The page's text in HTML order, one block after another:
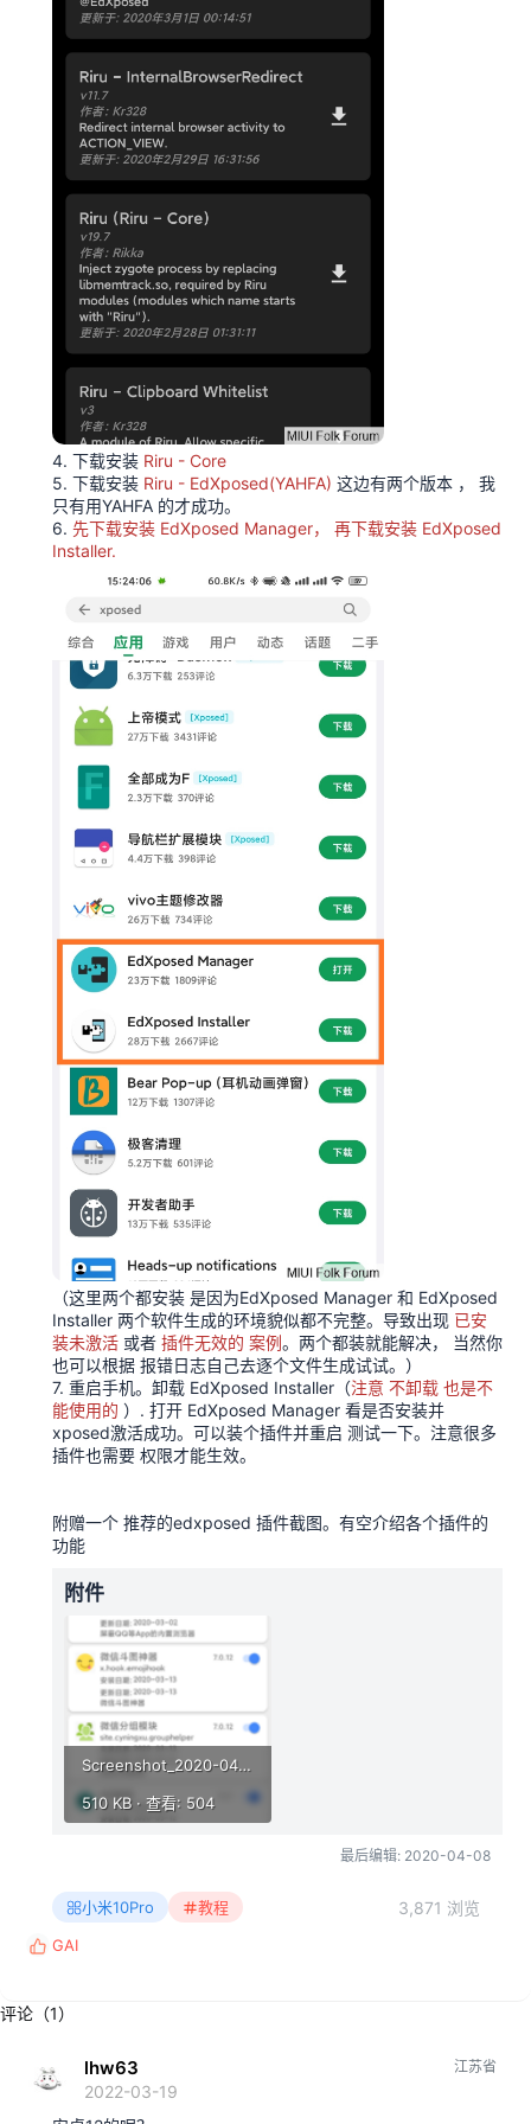
4. 下载安装 Riru - Core
5. 下载安装 Riru - EdXposed(YAHFA) 这边有两个版本 ， 我
只有用YAHFA 的才成功。
6. 先下载安装 EdXposed Manager， 再下载安装 EdXposed
Installer.
（这里两个都安装 是因为EdXposed Manager 和 EdXposed
Installer 两个软件生成的环境貌似都不完整。导致出现 已安
装未激活 或者 插件无效的 案例。两个都装就能解决， 当然你
也可以根据 报错日志自己去逐个文件生成试试。）
7. 重启手机。卸载 EdXposed Installer（注意 不卸载 也是不
能使用的 ）. 打开 EdXposed Manager 看是否安装并
xposed激活成功。可以装个插件并重启 测试一下。注意很多
插件也需要 权限才能生效。
附赠一个 推荐的edxposed 插件截图。有空介绍各个插件的
功能
附件
Screenshot_2020-04-03-15-39-56-346_org.meowcat.edxposed.manager.png
510 KB · 查看: 504
最后编辑: 2020-04-08
小米10Pro 教程 3,871 浏览
反 GAI
评论（1）
lhw63
2022-03-19
江苏省